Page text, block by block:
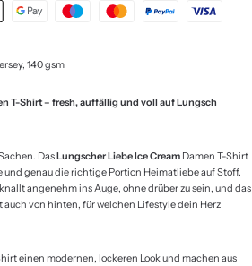
140 gsm
T-Shirt – fresh, auffällig und voll auf Lungsch
DasLungscher Liebe Ice Cream Damen T-Shirt
genau die richtige Portion Heimatliebe auf Stoff.
angenehm ins Auge, ohne drüber zu sein, und das
von hinten, für welchen Lifestyle dein Herz
einen modernen, lockeren Look und machen aus